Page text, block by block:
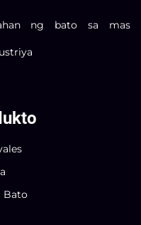
ng bato sa mas
Bato